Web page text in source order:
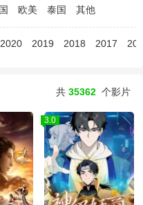
欧美 泰国 其他
2020 2019 2018 2017
共 35362 个影片
3.0